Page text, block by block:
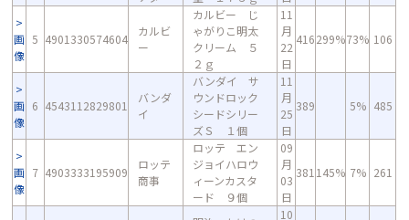
画
像
5 4901330574604
カルビ
ー
カルビー じ
ゃがりこ明太
クリーム ５
２ｇ
11
月
22
日
416299%73% 106
画
像
6 4543112829801
バンダ
イ
バンダイ サ
ウンドロック
シードシリー
ズＳ １個
11
月
25
日
389 5% 485
画
像
7 4903333195909
ロッテ
商事
ロッテ エン
ジョイハロウ
ィーンカスタ
ード ９個
09
月
03
日
381 145% 7% 261
10